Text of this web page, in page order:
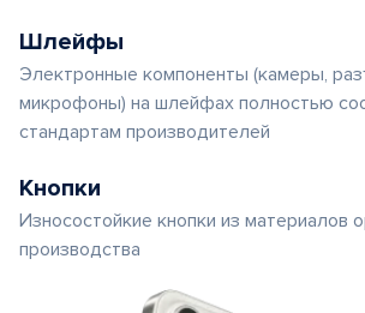
Шлейфы
Электронные компоненты (камеры,
микрофоны) на шлейфах полностью
стандартам производителей
Кнопки
Износостойкие кнопки из материалов
производства